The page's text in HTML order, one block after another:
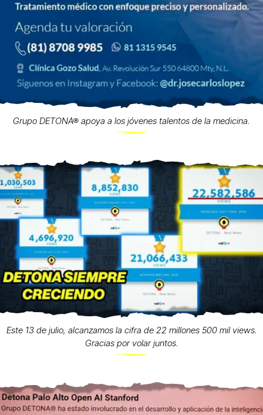
Grupo DETONA® apoya a los jóvenes talentos de la medicina.
Este 13 de julio, alcanzamos la cifra de 22 millones 500 mil views.
Gracias por volar juntos.